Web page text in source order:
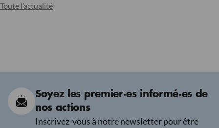
Toute l’actualité
Soyez les premier·es informé·es de
nos actions
Inscrivez-vous à notre newsletter pour être